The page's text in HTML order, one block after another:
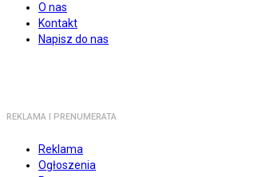
O nas
Kontakt
Napisz do nas
REKLAMA I PRENUMERATA
Reklama
Ogłoszenia